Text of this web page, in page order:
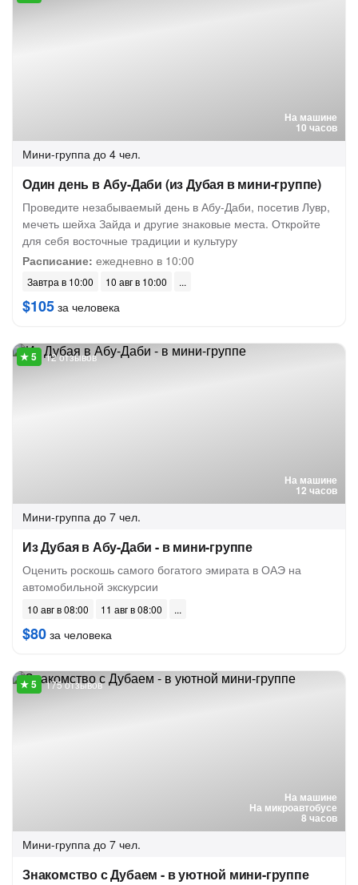
На машине
10 часов
Мини-группа до 4 чел.
Один день в Абу-Даби (из Дубая в мини-группе)
Проведите незабываемый день в Абу-Даби, посетив Лувр,
мечеть шейха Зайда и другие знаковые места. Откройте
для себя восточные традиции и культуру
Расписание: ежедневно в 10:00
Завтра в 10:00 10 авг в 10:00
$105 за человека
На машине
12 часов
12 отзывов
Мини-группа до 7 чел.
Из Дубая в Абу-Даби - в мини-группе
Оценить роскошь самого богатого эмирата в ОАЭ на
автомобильной экскурсии
10 авг в 08:00 11 авг в 08:00
$80 за человека
На машине
На микроавтобусе
8 часов
175 отзывов
Мини-группа до 7 чел.
Знакомство с Дубаем - в уютной мини-группе